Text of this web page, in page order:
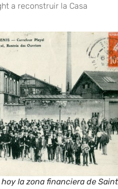
a reconstruir la Casa
la zona financiera de Saint